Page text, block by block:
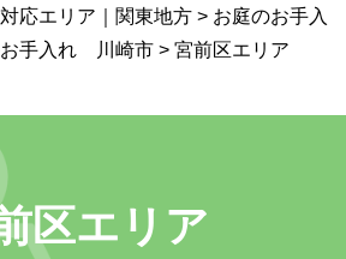
応エリア｜関東地方 > お庭のお手入
お手入れ 川崎市 > 宮前区エリア
区エリア